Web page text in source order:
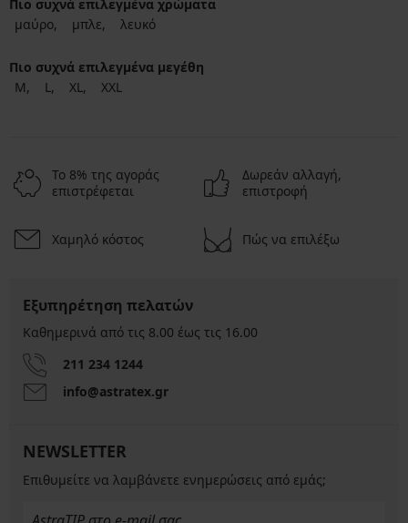
Πιο συχνά επιλεγμένα χρώματα
μαύρο
μπλε λευκό
Πιο συχνά επιλεγμένα μεγέθη
M
L XL XXL
Το 8% της αγοράς
επιστρέφεται
Δωρεάν αλλαγή,
επιστροφή
Χαμηλό κόστος Πώς να επιλέξω
Εξυπηρέτηση πελατών
Καθημερινά από τις 8.00 έως τις 16.00
211 234 1244
info@astratex.gr
NEWSLETTER
Επιθυμείτε να λαμβάνετε ενημερώσεις από εμάς;